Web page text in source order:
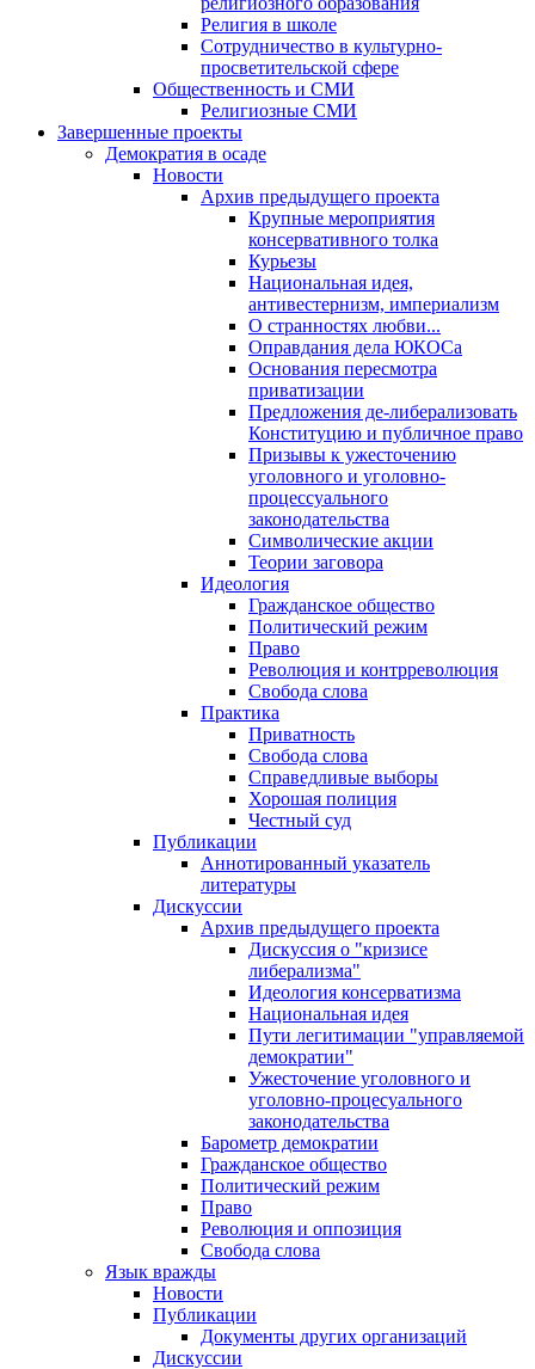
Религия в школе
Сотрудничество в культурно-
просветительской сфере
Общественность и СМИ
Религиозные СМИ
Завершенные проекты
Демократия в осаде
Новости
Архив предыдущего проекта
Крупные мероприятия
консервативного толка
Курьезы
Национальная идея,
антивестернизм, империализм
О странностях любви...
Оправдания дела ЮКОСа
Основания пересмотра
приватизации
Предложения де-либерализовать
Конституцию и публичное право
Призывы к ужесточению
уголовного и уголовно-
процессуального
законодательства
Символические акции
Теории заговора
Идеология
Гражданское общество
Политический режим
Право
Революция и контрреволюция
Свобода слова
Практика
Приватность
Свобода слова
Справедливые выборы
Хорошая полиция
Честный суд
Публикации
Аннотированный указатель
литературы
Дискуссии
Архив предыдущего проекта
Дискуссия о "кризисе
либерализма"
Идеология консерватизма
Национальная идея
Пути легитимации "управляемой
демократии"
Ужесточение уголовного и
уголовно-процесуального
законодательства
Барометр демократии
Гражданское общество
Политический режим
Право
Революция и оппозиция
Свобода слова
Язык вражды
Новости
Публикации
Документы других организаций
Дискуссии